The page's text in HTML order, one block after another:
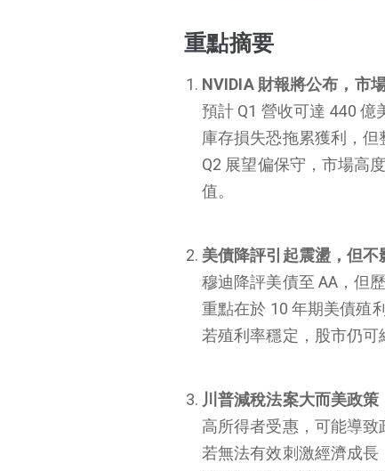
重點摘要
NVIDIA 財報將公布，市
預計 Q1 營收可達 440 億
庫存損失恐拖累獲利，但
Q2 展望偏保守，市場高
值。
美債降評引起震盪，但
穆迪降評美債至 AA，但
重點在於 10 年期美債殖
若殖利率穩定，股市仍可
川普減稅法案大而美政
高所得者受惠，可能導致
若無法有效刺激經濟成長